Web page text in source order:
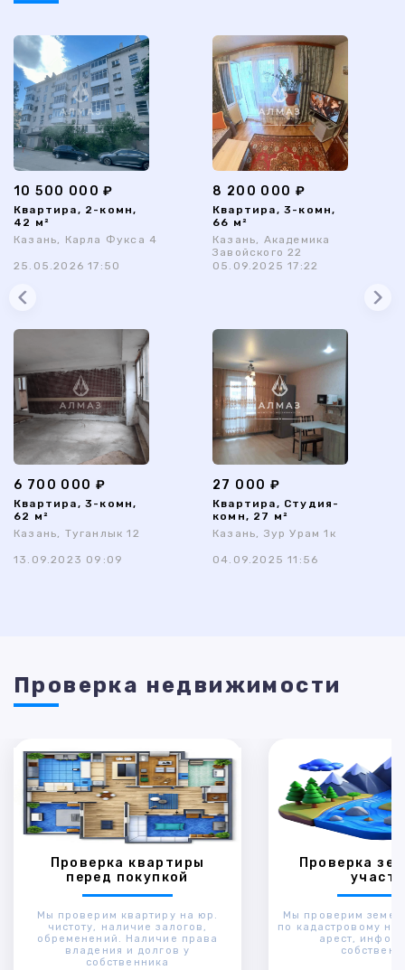
10 500 000 ₽
Квартира, 2-комн,
42 м²
Казань, Карла Фукса 4
25.05.2026 17:50
8 200 000 ₽
Квартира, 3-комн,
66 м²
Казань, Академика
Завойского 22
05.09.2025 17:22
6 700 000 ₽
Квартира, 3-комн,
62 м²
Казань, Туганлык 12
13.09.2023 09:09
27 000 ₽
Квартира, Студия-
комн, 27 м²
Казань, Зур Урам 1к
04.09.2025 11:56
Проверка недвижимости
Проверка квартиры
перед покупкой
Мы проверим квартиру на юр.
чистоту, наличие залогов,
обременений. Наличие права
владения и долгов у
собственника
Проверка
Мы проверим
по кадастровому
арест,